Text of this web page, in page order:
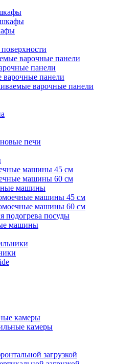
шкафы
варочные панели
панели
панели
варочные панели
печи
машины 45 см
машины 60 см
машины
машины 45 см
машины 60 см
подогрева посуды
машины
камеры
камеры
загрузкой